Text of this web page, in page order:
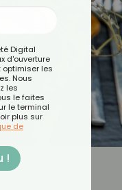
Digital
d'ouverture
optimiser les
Nous
les
le faites
le terminal
plus sur
de
!